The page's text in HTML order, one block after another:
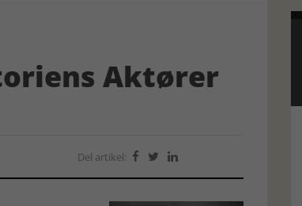
Aktører
Del artikel:   